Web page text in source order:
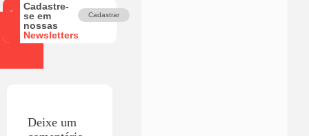
Cadastre-
se em
nossas
Newsletters
Cadastrar
Deixe um